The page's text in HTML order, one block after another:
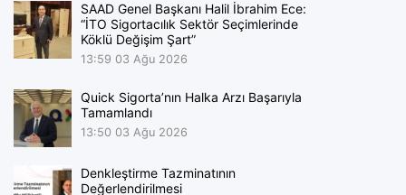
SAAD Genel Başkanı Halil İbrahim Ece:
“İTO Sigortacılık Sektör Seçimlerinde
Köklü Değişim Şart”
13:59 03 Ağu 2026
Quick Sigorta’nın Halka Arzı Başarıyla
Tamamlandı
13:50 03 Ağu 2026
Denkleştirme Tazminatının
Değerlendirilmesi